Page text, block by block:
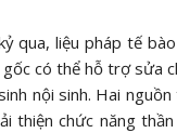
qua, liệu pháp tế
có thể hỗ trợ sửa
nội sinh. Hai
thiện chức năng